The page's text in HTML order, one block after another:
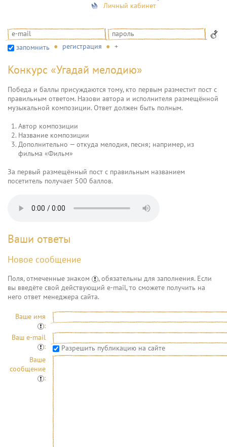
Личный кабинет
запомнить регистрация +
Конкурс «Угадай мелодию»
Победа и баллы присуждаются тому, кто первым разместит пост с
правильным ответом. Назови автора и исполнителя размещённой
музыкальной композиции. Ответ должен быть полным.
Автор композиции
Название композиции
Дополнительно — откуда мелодия, песня; например, из
фильма «Фильм»
За первый размещённый пост с правильным названием
посетитель получает 500 баллов.
Ваши ответы
Новое сообщение
Поля, отмеченные знаком
, обязательны для заполнения. Если
вы введёте свой действующий e-mail, то сможете получить на
него ответ менеджера сайта.
Ваше имя
:
Ваш e-mail
:
Разрешить публикацию на сайте
Ваше
сообщение
: